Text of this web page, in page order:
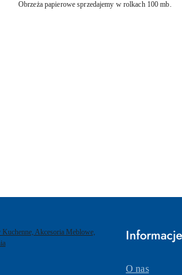
Obrzeża papierowe sprzedajemy w rolkach 100 mb.
Informacje
O nas